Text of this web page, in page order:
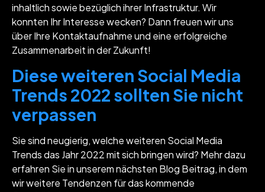
inhaltlich sowie bezüglich ihrer Infrastruktur. Wir
konnten Ihr Interesse wecken? Dann freuen wir uns
über Ihre Kontaktaufnahme und eine erfolgreiche
Zusammenarbeit in der Zukunft!
Diese weiteren Social Media
Trends 2022 sollten Sie nicht
verpassen
Sie sind neugierig, welche weiteren Social Media
Trends das Jahr 2022 mit sich bringen wird? Mehr dazu
erfahren Sie in unserem nächsten Blog Beitrag, in dem
wir weitere Tendenzen für das kommende